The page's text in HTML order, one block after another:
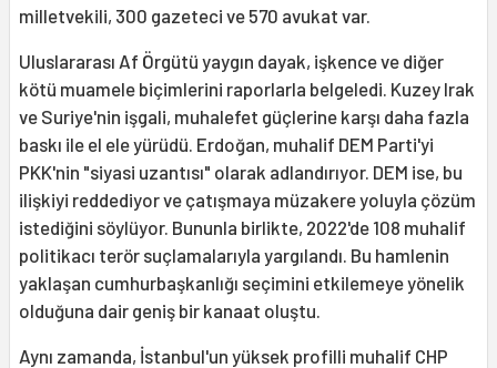
milletvekili, 300 gazeteci ve 570 avukat var.
Uluslararası Af Örgütü yaygın dayak, işkence ve diğer
kötü muamele biçimlerini raporlarla belgeledi. Kuzey Irak
ve Suriye'nin işgali, muhalefet güçlerine karşı daha fazla
baskı ile el ele yürüdü. Erdoğan, muhalif DEM Parti'yi
PKK'nin "siyasi uzantısı" olarak adlandırıyor. DEM ise, bu
ilişkiyi reddediyor ve çatışmaya müzakere yoluyla çözüm
istediğini söylüyor. Bununla birlikte, 2022'de 108 muhalif
politikacı terör suçlamalarıyla yargılandı. Bu hamlenin
yaklaşan cumhurbaşkanlığı seçimini etkilemeye yönelik
olduğuna dair geniş bir kanaat oluştu.
Aynı zamanda, İstanbul'un yüksek profilli muhalif CHP